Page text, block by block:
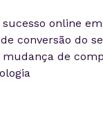
online em
conversão do
de